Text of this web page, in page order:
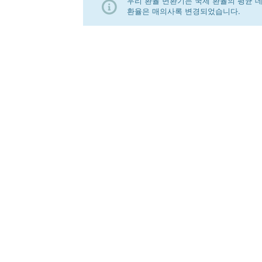
환율은 매의사록 변경되었습니다.